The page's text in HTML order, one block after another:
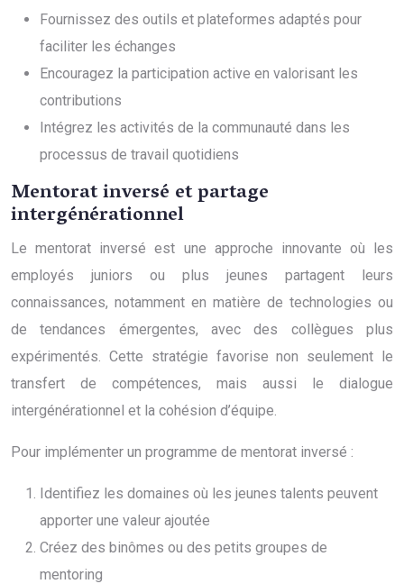
Fournissez des outils et plateformes adaptés pour
faciliter les échanges
Encouragez la participation active en valorisant les
contributions
Intégrez les activités de la communauté dans les
processus de travail quotidiens
Mentorat inversé et partage
intergénérationnel
Le mentorat inversé est une approche innovante où les
employés juniors ou plus jeunes partagent leurs
connaissances, notamment en matière de technologies ou
de tendances émergentes, avec des collègues plus
expérimentés. Cette stratégie favorise non seulement le
transfert de compétences, mais aussi le dialogue
intergénérationnel et la cohésion d’équipe.
Pour implémenter un programme de mentorat inversé :
Identifiez les domaines où les jeunes talents peuvent
apporter une valeur ajoutée
Créez des binômes ou des petits groupes de
mentoring